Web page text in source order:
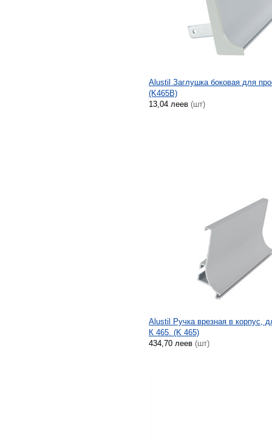
Alustil Заглушка боковая для
(K465B)
13,04 леев (шт)
Alustil Ручка врезная в корпус,
К 465. (K 465)
434,70 леев (шт)